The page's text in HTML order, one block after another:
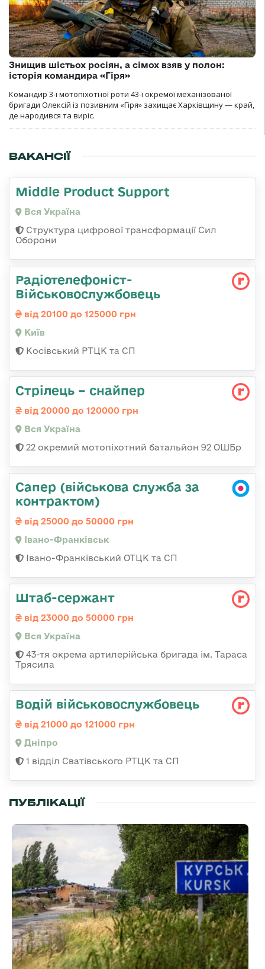
Знищив шістьох росіян, а сімох взяв у полон:
історія командира «Гіря»
Командир 3-ї мотопіхотної роти 43-ї окремої механізованої
бригади Олексій із позивним «Гіря» захищає Харківщину — край,
де народився та виріс.
ВАКАНСІЇ
Middle Product Support
Вся Україна
Структура цифрової трансформації Сил
Оборони
Радіотелефоніст-
Військовослужбовець
від 20100 до 125000 грн
Київ
Косівський РТЦК та СП
Стрілець – снайпер
від 20000 до 120000 грн
Вся Україна
22 окремий мотопіхотний батальйон 92 ОШБр
Сапер (військова служба за
контрактом)
від 25000 до 50000 грн
Івано-Франківськ
Івано-Франківський ОТЦК та СП
Штаб-сержант
від 23000 до 50000 грн
Вся Україна
43-тя окрема артилерійська бригада ім. Тараса
Трясила
Водій військовослужбовець
від 21000 до 121000 грн
Дніпро
1 відділ Сватівського РТЦК та СП
ПУБЛІКАЦІЇ